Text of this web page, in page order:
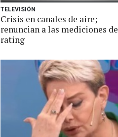
TELEVISIÓN
Crisis en canales de aire;
renuncian a las mediciones de
rating